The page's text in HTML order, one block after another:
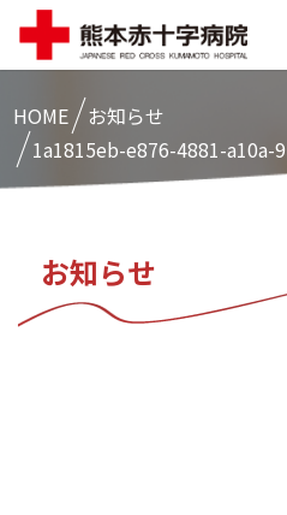
HOME
お知らせ
1a1815eb-e876-4881-a10a-
お知らせ